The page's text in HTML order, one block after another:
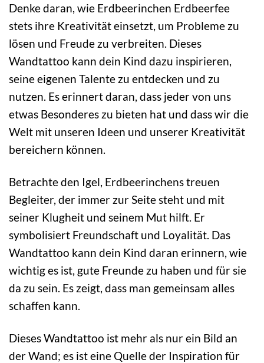
Denke daran, wie Erdbeerinchen Erdbeerfee
stets ihre Kreativität einsetzt, um Probleme zu
lösen und Freude zu verbreiten. Dieses
Wandtattoo kann dein Kind dazu inspirieren,
seine eigenen Talente zu entdecken und zu
nutzen. Es erinnert daran, dass jeder von uns
etwas Besonderes zu bieten hat und dass wir die
Welt mit unseren Ideen und unserer Kreativität
bereichern können.
Betrachte den Igel, Erdbeerinchens treuen
Begleiter, der immer zur Seite steht und mit
seiner Klugheit und seinem Mut hilft. Er
symbolisiert Freundschaft und Loyalität. Das
Wandtattoo kann dein Kind daran erinnern, wie
wichtig es ist, gute Freunde zu haben und für sie
da zu sein. Es zeigt, dass man gemeinsam alles
schaffen kann.
Dieses Wandtattoo ist mehr als nur ein Bild an
der Wand; es ist eine Quelle der Inspiration für